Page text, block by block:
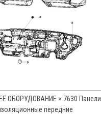
ОБОРУДОВАНИЕ > 7630 Панели
передние